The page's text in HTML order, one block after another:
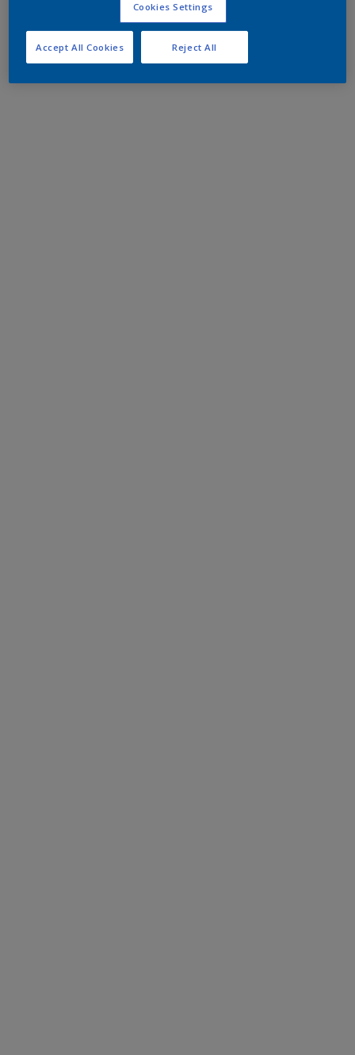
Cookies Settings
Reject All
Accept All Cookies